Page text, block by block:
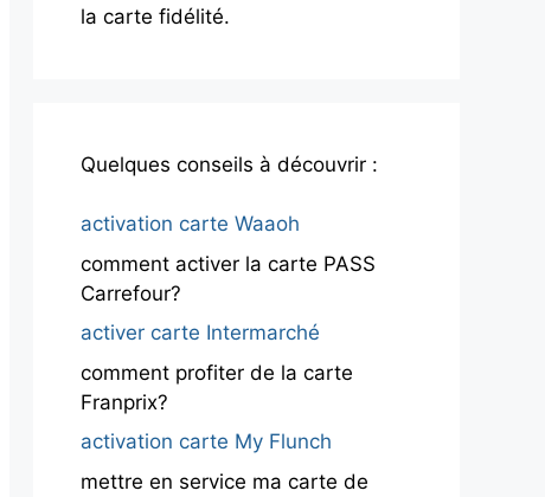
la carte fidélité.
Quelques conseils à découvrir :
activation carte Waaoh
comment activer la carte PASS
Carrefour?
activer carte Intermarché
comment profiter de la carte
Franprix?
activation carte My Flunch
mettre en service ma carte de